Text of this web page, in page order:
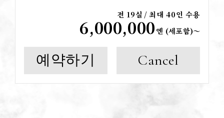
전 19실 / 최대 40인 수용
6,000,000 엔 (세포함)〜
예약하기 Cancel